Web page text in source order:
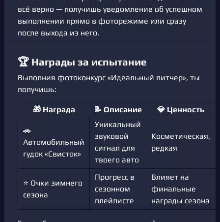
всё верно — получишь уведомление об успешном
выполнении прямо в фоторежиме или сразу
после выхода из него.
🏆 Награды за испытание
Выполнив фотоконкурс «Идеальный питчер», ты
получишь:
🎁 Награда 📝 Описание 💎 Ценность
🚗
Автомобильный
гудок «Свисток»
Уникальный
звуковой
сигнал для
твоего авто
Косметическая,
редкая
⭐ Очки зимнего
сезона
Прогресс в
сезонном
плейлисте
Влияет на
финальные
награды сезона